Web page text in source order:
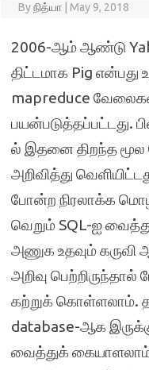
Byநித்யா May 9, 2018
2006-ஆம் ஆண்டு
திட்டமாக Pig என்பது
mapreduce
பயன்படுத்தப்பட்டது.
ல் இதனை திறந்த மூல
அறிவித்து
போன்ற நிரலாக்க
வெறும் SQL-ஐ
அணுக உதவும் கருவி
அறிவு
கற்றுக் கொள்ளலாம்.
database-ஆக
வைத்துக்